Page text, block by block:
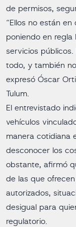
de permisos,
“Ellos no están
poniendo en regla
servicios
todo, y también
expresó Óscar
Tulum.
El entrevistado
vehículos
manera cotidiana
desconocer los
obstante, afirmó
de las que
autorizados,
desigual para
regulatorio.